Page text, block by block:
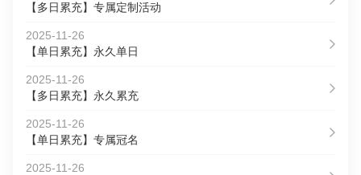
【多日累充】专属定制活动
2025-11-26
【单日累充】永久单日
2025-11-26
【多日累充】永久累充
2025-11-26
【单日累充】专属冠名
2025-11-26